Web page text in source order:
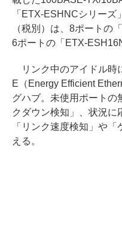
「ETX-ESHNCシリー
（税別）は、8ポートの
6ポートの「ETX-
リンク中のアイドル時
E（Energy Efficient
グハブ。未使用ポートの
クダウン検知」、状況に
「リンク速度検知」や
える。